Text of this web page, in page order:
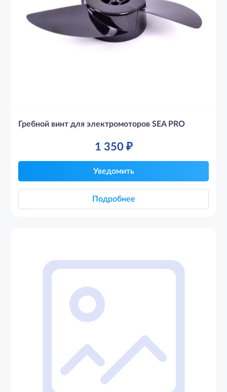
Гребной винт для электромоторов SEA PRO
1 350₽
Уведомить
Подробнее